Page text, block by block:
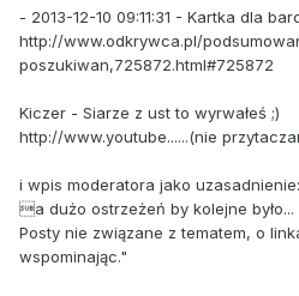
- 2013-12-10 09:11:31 - Kartka dla
http://www.odkrywca.pl/
poszukiwan,725872.html#725872
Kiczer - Siarze z ust to wyrwałeś ;)
http://www.youtube......(nie
i wpis moderatora jako uzasadnienie:
a dużo ostrzeżeń by kolejne było...
Posty nie związane z tematem, o
wspominając."